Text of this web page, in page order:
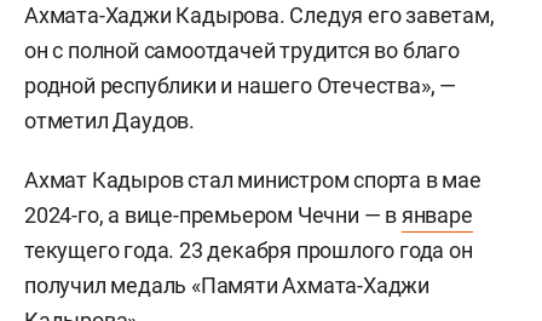
Ахмата-Хаджи Кадырова. Следуя его заветам,
он с полной самоотдачей трудится во благо
родной республики и нашего Отечества», —
отметил Даудов.
Ахмат Кадыров стал министром спорта в мае
2024-го, а вице-премьером Чечни — в январе
текущего года. 23 декабря прошлого года он
получил медаль «Памяти Ахмата-Хаджи